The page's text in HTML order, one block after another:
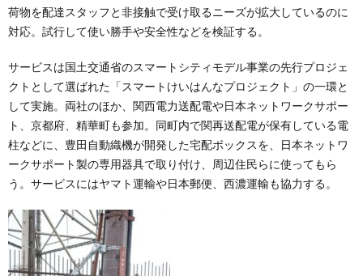
荷物を配達スタッフと非接触で受け取るニーズが拡大しているのに
対応。試行して使い勝手や安全性などを検証する。
サービスは国土交通省のスマートシティモデル事業の先行プロジェ
クトとして選ばれた「スマートけいはんなプロジェクト」の一環と
して実施。両社のほか、関西電力送配電や日本ネットワークサポー
ト、京都府、精華町も参加。同町内で関再送配電が保有している電
柱などに、豊田自動織機が開発した宅配ボックスを、日本ネットワ
ークサポート製の専用器具で取り付け、周辺住民らに使ってもら
う。サービスにはヤマト運輸や日本郵便、西濃運輸も協力する。